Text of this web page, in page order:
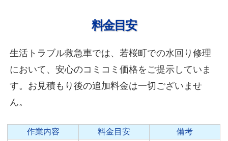
料金目安
生活トラブル救急車では、若桜町での水回り修理
において、安心のコミコミ価格をご提示していま
す。お見積もり後の追加料金は一切ございませ
ん。
作業内容 料金目安
備考